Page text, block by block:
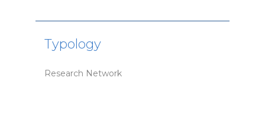
Typology
Research Network